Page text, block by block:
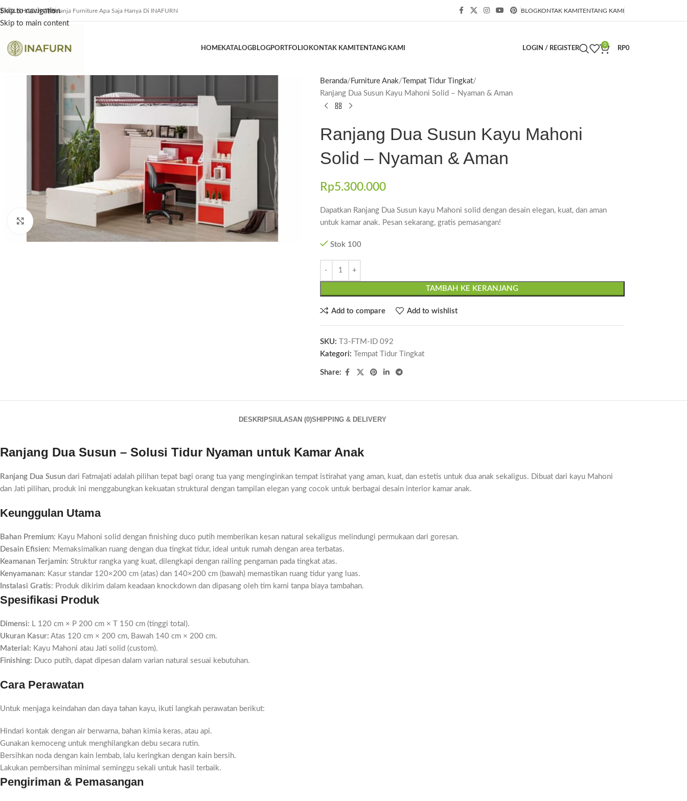
Skip to navigation
Skip to main content
ENGLISHCOUNTRYBelanja Furniture Apa Saja Hanya Di INAFURN BLOGKONTAK KAMITENTANG KAMI
HOMEKATALOGBLOGPORTFOLIO KONTAK KAMITENTANG KAMI LOGIN / REGISTER
0
RP0
Click to enlarge
Beranda Furniture Anak
Tempat Tidur Tingkat
Ranjang Dua Susun Kayu Mahoni Solid – Nyaman & Aman
Ranjang Dua Susun Kayu Mahoni
Solid – Nyaman & Aman
Rp5.300.000
Dapatkan Ranjang Dua Susun kayu Mahoni solid dengan desain elegan, kuat, dan aman
untuk kamar anak. Pesan sekarang, gratis pemasangan!
Stok 100
TAMBAH KE KERANJANG
Add to compare Add to wishlist
SKU:
T3-FTM-ID 092
Kategori:
Tempat Tidur Tingkat
Share:
DESKRIPSI ULASAN (0)SHIPPING & DELIVERY
Ranjang Dua Susun – Solusi Tidur Nyaman untuk Kamar Anak
Ranjang Dua Susun dari Fatmajati adalah pilihan tepat bagi orang tua yang menginginkan tempat istirahat yang aman, kuat, dan estetis untuk dua anak sekaligus. Dibuat dari kayu Mahoni
dan Jati pilihan, produk ini menggabungkan kekuatan struktural dengan tampilan elegan yang cocok untuk berbagai desain interior kamar anak.
Keunggulan Utama
Bahan Premium: Kayu Mahoni solid dengan finishing duco putih memberikan kesan natural sekaligus melindungi permukaan dari goresan.
Desain Efisien: Memaksimalkan ruang dengan dua tingkat tidur, ideal untuk rumah dengan area terbatas.
Keamanan Terjamin: Struktur rangka yang kuat, dilengkapi dengan railing pengaman pada tingkat atas.
Kenyamanan: Kasur standar 120×200 cm (atas) dan 140×200 cm (bawah) memastikan ruang tidur yang luas.
Instalasi Gratis: Produk dikirim dalam keadaan knockdown dan dipasang oleh tim kami tanpa biaya tambahan.
Spesifikasi Produk
Dimensi: L 120 cm × P 200 cm × T 150 cm (tinggi total).
Ukuran Kasur: Atas 120 cm × 200 cm, Bawah 140 cm × 200 cm.
Material: Kayu Mahoni atau Jati solid (custom).
Finishing: Duco putih, dapat dipesan dalam varian natural sesuai kebutuhan.
Cara Perawatan
Untuk menjaga keindahan dan daya tahan kayu, ikuti langkah perawatan berikut:
Hindari kontak dengan air berwarna, bahan kimia keras, atau api.
Gunakan kemoceng untuk menghilangkan debu secara rutin.
Bersihkan noda dengan kain lembab, lalu keringkan dengan kain bersih.
Lakukan pembersihan minimal seminggu sekali untuk hasil terbaik.
Pengiriman & Pemasangan